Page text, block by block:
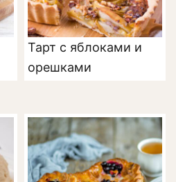
Тарт с яблоками и
орешками